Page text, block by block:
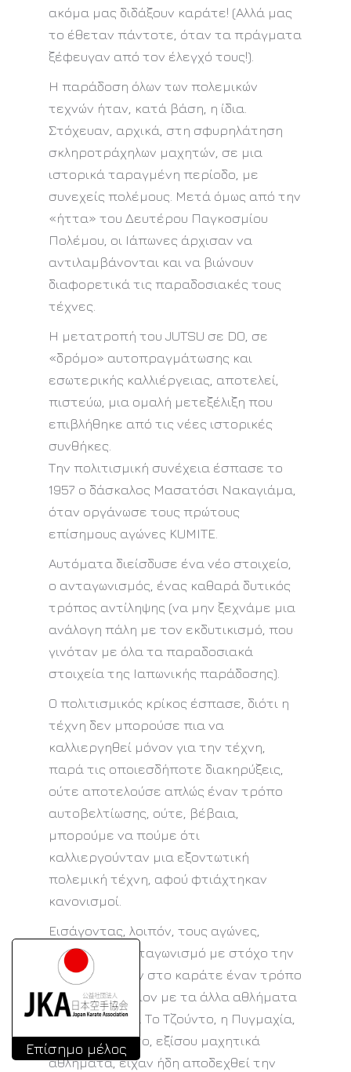
ακόμα μας διδάξουν καράτε! (Αλλά μας
το έθεταν πάντοτε, όταν τα πράγματα
ξέφευγαν από τον έλεγχό τους!).
Η παράδοση όλων των πολεμικών
τεχνών ήταν, κατά βάση, η ίδια.
Στόχευαν, αρχικά, στη σφυρηλάτηση
σκληροτράχηλων μαχητών, σε μια
ιστορικά ταραγμένη περίοδο, με
συνεχείς πολέμους. Μετά όμως από την
«ήττα» του Δευτέρου Παγκοσμίου
Πολέμου, οι Ιάπωνες άρχισαν να
αντιλαμβάνονται και να βιώνουν
διαφορετικά τις παραδοσιακές τους
τέχνες.
Η μετατροπή του JUTSU σε DO, σε
«δρόμο» αυτοπραγμάτωσης και
εσωτερικής καλλιέργειας, αποτελεί,
πιστεύω, μια ομαλή μετεξέλιξη που
επιβλήθηκε από τις νέες ιστορικές
συνθήκες.
Την πολιτισμική συνέχεια έσπασε το
1957 ο δάσκαλος Μασατόσι Νακαγιάμα,
όταν οργάνωσε τους πρώτους
επίσημους αγώνες KUMITE.
Αυτόματα διείσδυσε ένα νέο στοιχείο,
ο ανταγωνισμός, ένας καθαρά δυτικός
τρόπος αντίληψης (να μην ξεχνάμε μια
ανάλογη πάλη με τον εκδυτικισμό, που
γινόταν με όλα τα παραδοσιακά
στοιχεία της Ιαπωνικής παράδοσης).
Ο πολιτισμικός κρίκος έσπασε, διότι η
τέχνη δεν μπορούσε πια να
καλλιεργηθεί μόνον για την τέχνη,
παρά τις οποιεσδήποτε διακηρύξεις,
ούτε αποτελούσε απλώς έναν τρόπο
αυτοβελτίωσης, ούτε, βέβαια,
μπορούμε να πούμε ότι
καλλιεργούνταν μια εξοντωτική
πολεμική τέχνη, αφού φτιάχτηκαν
κανονισμοί.
Εισάγοντας, λοιπόν, τους αγώνες,
δηλαδή τον ανταγωνισμό με στόχο την
νίκη, υπέβαλαν στο καράτε έναν τρόπο
λειτουργίας ίδιον με τα άλλα αθλήματα
ανταγωνισμού. Το Τζούντο, η Πυγμαχία,
το Τάε-κβο-ντο, εξίσου μαχητικά
αθλήματα, είχαν ήδη αποδεχθεί την
Επίσημο μέλος